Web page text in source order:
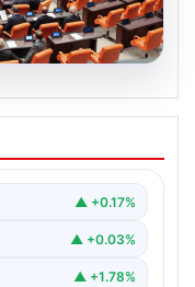
Erteleme:
biri olarak,
▲ +0.17%
▲ +0.03%
▲ +1.78%